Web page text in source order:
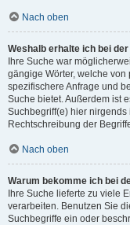
Nach oben
Weshalb erhalte ich bei
Ihre Suche war
gängige Wörter, welche
spezifischere Anfrage und
Suche bietet. Außerdem ist
Suchbegriff(e) hier nirgends
Rechtschreibung der
Nach oben
Warum bekomme ich bei
Ihre Suche lieferte zu viele
verarbeiten. Benutzen Sie
Suchbegriffe ein oder